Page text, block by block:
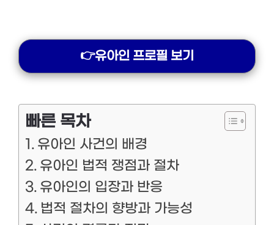
👉유아인 프로필 보기
빠른 목차
유아인 사건의 배경
유아인 법적 쟁점과 절차
유아인의 입장과 반응
법적 절차의 향방과 가능성